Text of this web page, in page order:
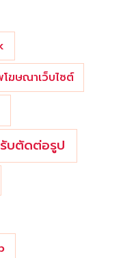
ฆษณาเว็บไซต์
รับตัดต่อรูป